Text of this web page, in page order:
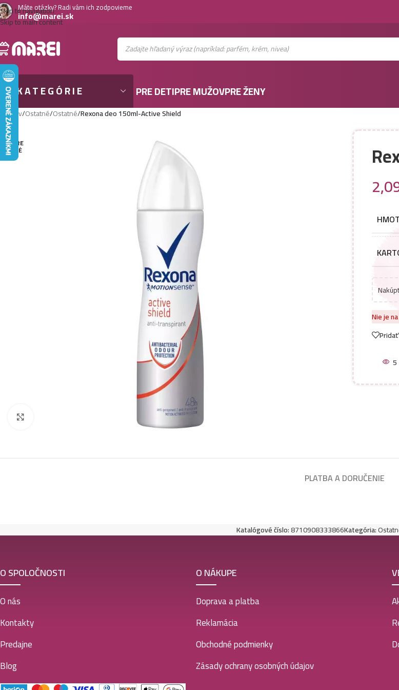
Skip to navigation
Skip to main content
Máte otázky? Radi vám ich zodpovieme
info@marei.sk
KATEGÓRIE PRE DETIPRE MUŽOVPRE ŽENY
Domov/Ostatné/Ostatné/Rexona deo 150ml-Active Shield
VYPRE
DANÉ
Nie je
5
PLATBA A DORUČENIE
Katalógové číslo:8710908333866Kategória:
O SPOLOČNOSTI
O nás
Kontakty
Predajne
Blog
O NÁKUPE
Doprava a platba
Reklamácia
Obchodné podmienky
Zásady ochrany osobných údajov